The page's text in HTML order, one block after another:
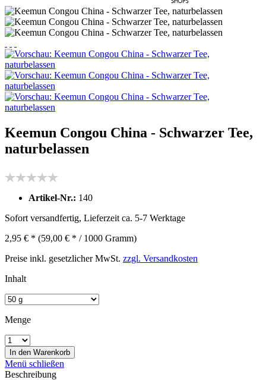
Keemun Congou China - Schwarzer Tee,
naturbelassen
Artikel-Nr.: 140
Sofort versandfertig, Lieferzeit ca. 5-7 Werktage
2,95 € * (59,00 € * / 1000 Gramm)
Preise inkl. gesetzlicher MwSt. zzgl. Versandkosten
Inhalt
Menge
In den Warenkorb
Menü schließen
Beschreibung